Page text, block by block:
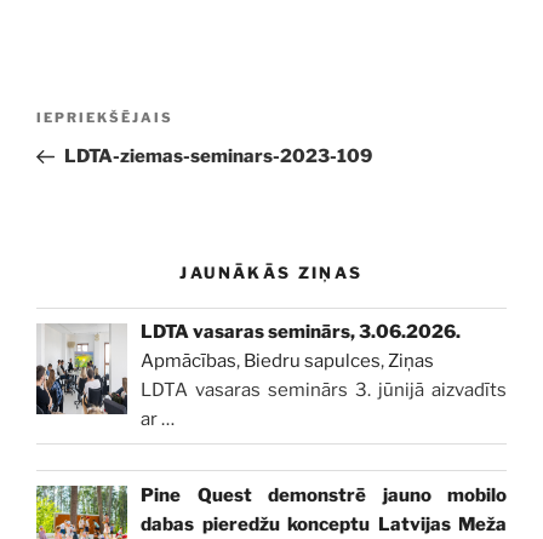
Iepriekšējā
ziņa:
IEPRIEKŠĒJAIS
LDTA-ziemas-seminars-2023-109
JAUNĀKĀS ZIŅAS
LDTA vasaras seminārs, 3.06.2026.
Apmācības, Biedru sapulces,Ziņas
LDTA vasaras seminārs 3. jūnijā aizvadīts
ar…
Pine Quest demonstrē jauno mobilo
dabas pieredžu konceptu Latvijas Meža